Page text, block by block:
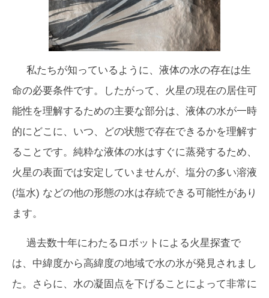
私たちが知っているように、液体の水の存在は生
命の必要条件です。したがって、火星の現在の居住可
能性を理解するための主要な部分は、液体の水が一時
的にどこに、いつ、どの状態で存在できるかを理解す
ることです。純粋な液体の水はすぐに蒸発するため、
火星の表面では安定していませんが、塩分の多い溶液
(塩水) などの他の形態の水は存続できる可能性があり
ます。
過去数十年にわたるロボットによる火星探査で
は、中緯度から高緯度の地域で水の氷が発見されまし
た。さらに、水の凝固点を下げることによって非常に